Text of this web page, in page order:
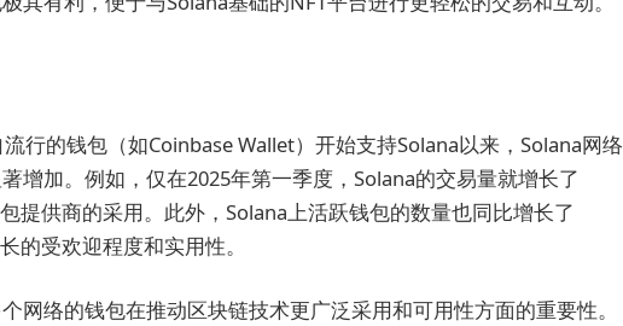
行的钱包（如Coinbase Wallet）开始支持Solana以来，Solana网络
增加。例如，仅在2025年第一季度，Solana的交易量就增长了
提供商的采用。此外，Solana上活跃钱包的数量也同比增长了
的受欢迎程度和实用性。
网络的钱包在推动区块链技术更广泛采用和可用性方面的重要性。